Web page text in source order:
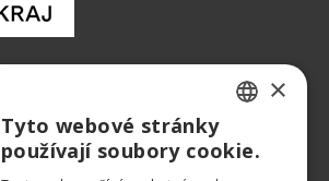
×
Tyto webové stránky
používají soubory cookie.